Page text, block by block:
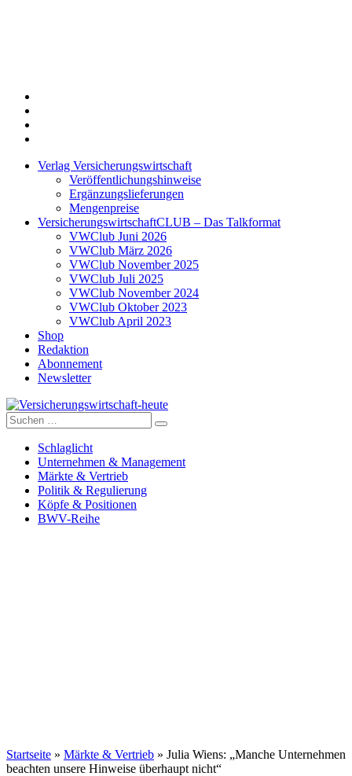
Verlag Versicherungswirtschaft
Veröffentlichungshinweise
Ergänzungslieferungen
Mengenpreise
VersicherungswirtschaftCLUB – Das Talkformat
VWClub Juni 2026
VWClub März 2026
VWClub November 2025
VWClub Juli 2025
VWClub November 2024
VWClub Oktober 2023
VWClub April 2023
Shop
Redaktion
Abonnement
Newsletter
Versicherungswirtschaft-heute
Suche
nach:
Schlaglicht
Unternehmen & Management
Märkte & Vertrieb
Politik & Regulierung
Köpfe & Positionen
BWV-Reihe
Startseite » Märkte & Vertrieb » Julia Wiens: „Manche Unternehmen
beachten unsere Hinweise überhaupt nicht“